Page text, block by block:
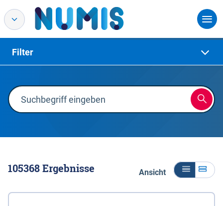
Filter
105368Ergebnisse Ansicht